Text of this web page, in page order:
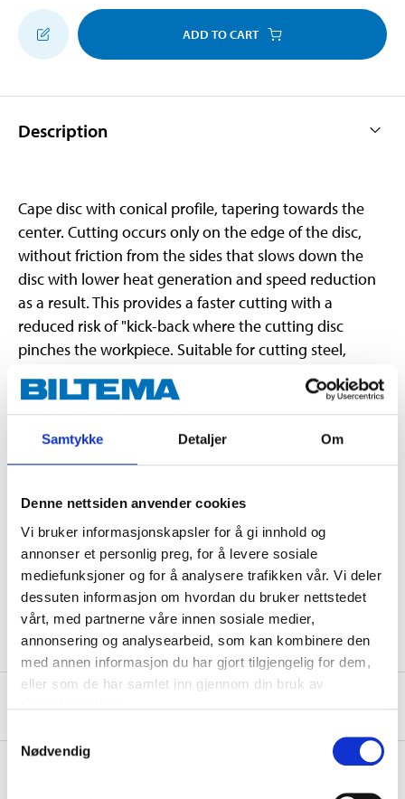
Samtykke Detaljer Om
Denne nettsiden anvender cookies
Vi bruker informasjonskapsler for å gi innhold og
annonser et personlig preg, for å levere sosiale
mediefunksjoner og for å analysere trafikken vår. Vi deler
dessuten informasjon om hvordan du bruker nettstedet
vårt, med partnerne våre innen sosiale medier,
annonsering og analysearbeid, som kan kombinere den
med annen informasjon du har gjort tilgjengelig for dem,
eller som de har samlet inn gjennom din bruk av
Nødvendig
ADD TO CART
Description
Cape disc with conical profile, tapering towards the
center. Cutting occurs only on the edge of the disc,
without friction from the sides that slows down the
disc with lower heat generation and speed reduction
as a result. This provides a faster cutting with a
reduced risk of "kick-back where the cutting disc
pinches the workpiece. Suitable for cutting steel,
than 0.1% iron, sulphur and chlorine, and therefore
does not contaminate the stainless steel.
125 mm
Thickness
Konisk 2/1 mm
Hub hole
22,23 mm